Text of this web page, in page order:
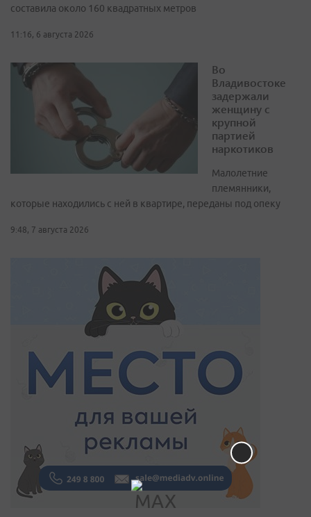
составила около 160 квадратных метров
11:16, 6 августа 2026
Во
Владивостоке
задержали
женщину с
крупной
партией
наркотиков
Малолетние
племянники,
которые находились с ней в квартире, переданы под опеку
9:48, 7 августа 2026